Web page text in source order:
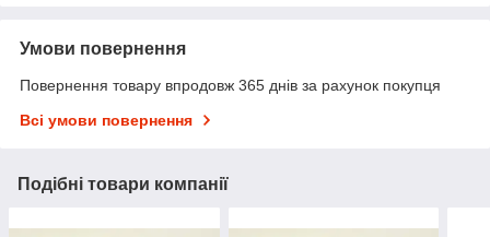
Умови повернення
Повернення товару впродовж 365 днів за рахунок покупця
Всі умови повернення
Подібні товари компанії